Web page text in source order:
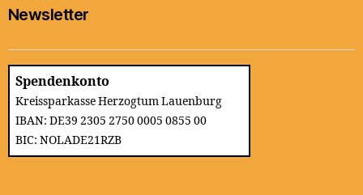
Newsletter
Spendenkonto
Kreissparkasse Herzogtum Lauenburg
IBAN: DE39 2305 2750 0005 0855 00
BIC: NOLADE21RZB